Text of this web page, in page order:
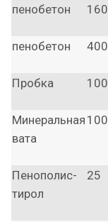
пенобетон
пенобетон 400
Пробка 100
Минеральная
вата
100
Пенополис-
тирол
25